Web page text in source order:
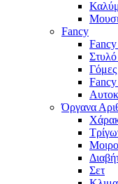
Fancy
Fancy
Όργανα
Σετ